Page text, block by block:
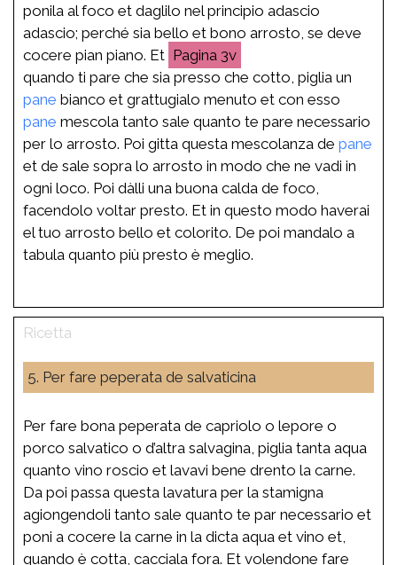
ponila al foco et daglilo nel principio adascio
adascio; perché sia bello et bono arrosto, se deve
cocere pian piano. Et
3v
quando ti pare che sia presso che cotto, piglia un
pane bianco et grattugialo menuto et con esso
pane mescola tanto sale quanto te pare necessario
per lo arrosto. Poi gitta questa mescolanza de pane
et de sale sopra lo arrosto in modo che ne vadi in
ogni loco. Poi dàlli una buona calda de foco,
facendolo voltar presto. Et in questo modo haverai
el tuo arrosto bello et colorito. De poi mandalo a
tabula quanto più presto è meglio.
5. Per fare peperata de salvaticina
Per fare bona peperata de capriolo o lepore o
porco salvatico o d’altra salvagina, piglia tanta aqua
quanto vino roscio et lavavi bene drento la carne.
Da poi passa questa lavatura per la stamigna
agiongendoli tanto sale quanto te par necessario et
poni a cocere la carne in la dicta aqua et vino et,
quando è cotta, cacciala fora. Et volendone fare